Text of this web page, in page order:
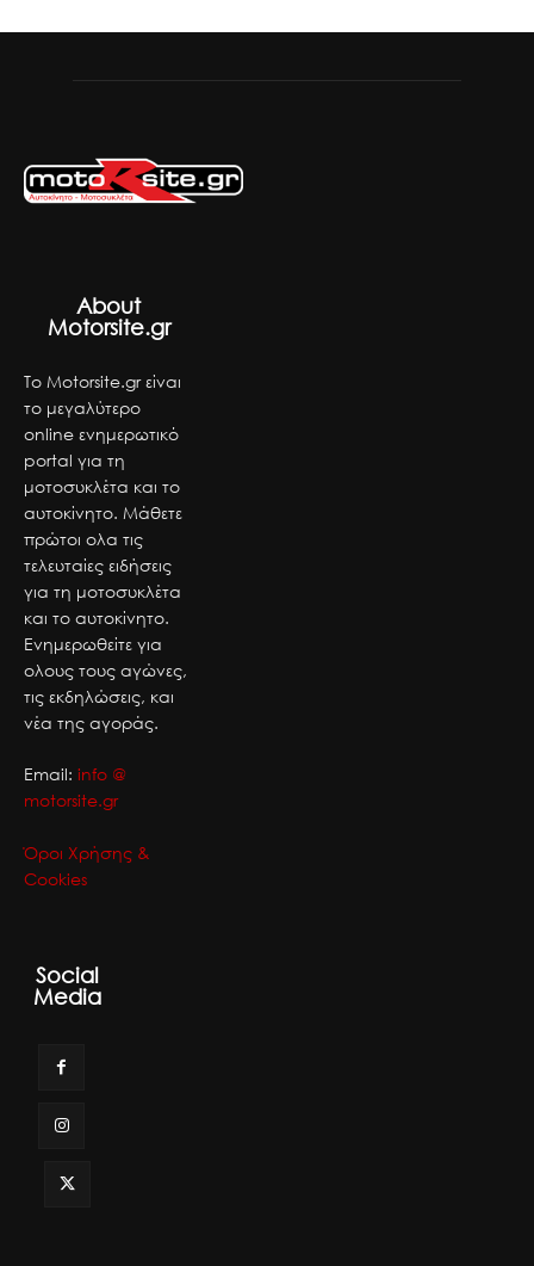
About
Motorsite.gr
Το Motorsite.gr είναι
το μεγαλύτερο
online ενημερωτικό
portal για τη
μοτοσυκλέτα και το
αυτοκίνητο. Μάθετε
πρώτοι ολα τις
τελευταίες ειδήσεις
για τη μοτοσυκλέτα
και το αυτοκίνητο.
Ενημερωθείτε για
ολους τους αγώνες,
τις εκδηλώσεις, και
νέα της αγοράς.
Email: info @
motorsite.gr
Όροι Χρήσης &
Cookies
Social
Media